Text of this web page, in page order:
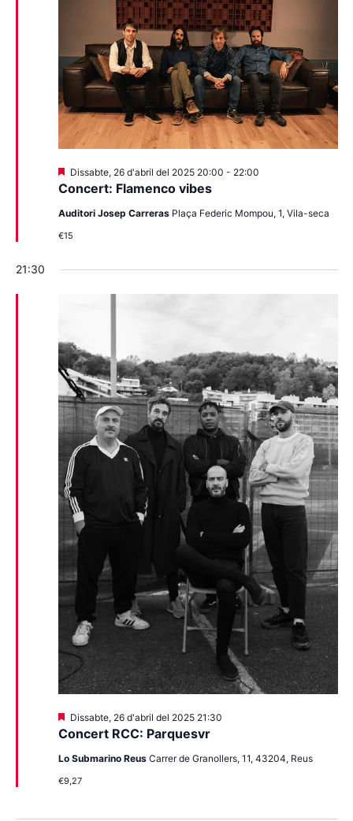
Concert: Flamenco vibes
Destacats
Dissabte, 26 d'abril del 2025 20:00 - 22:00
Auditori Josep Carreras Plaça Federic Mompou, 1, Vila-seca
€15
21:30
Concert RCC: Parquesvr
Destacats
Dissabte, 26 d'abril del 2025 21:30
Lo Submarino Reus Carrer de Granollers, 11, 43204, Reus
€9,27